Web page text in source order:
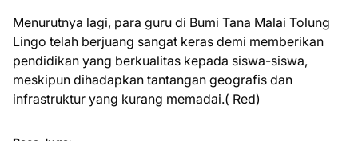
Menurutnya lagi, para guru di Bumi Tana Malai Tolung
Lingo telah berjuang sangat keras demi memberikan
pendidikan yang berkualitas kepada siswa-siswa,
meskipun dihadapkan tantangan geografis dan
infrastruktur yang kurang memadai.( Red)